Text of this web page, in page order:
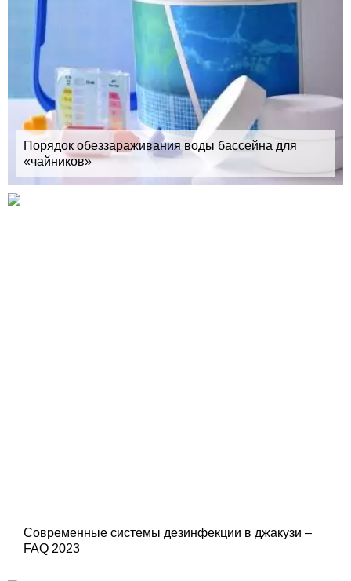
Порядок обеззараживания воды бассейна для
«чайников»
Современные системы дезинфекции в джакузи –
FAQ 2023